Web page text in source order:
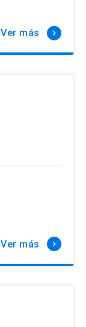
Ver más keyboard_arrow_right
Ver más keyboard_arrow_right